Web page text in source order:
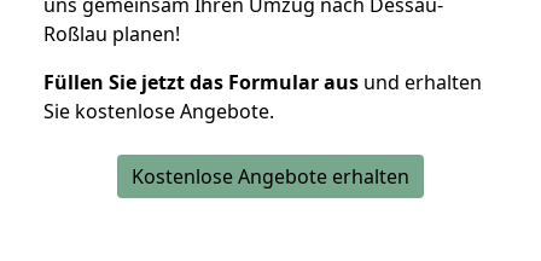
Roßlau planen!
Füllen Sie jetzt das Formular aus und erhalten
Sie kostenlose Angebote.
Kostenlose Angebote erhalten